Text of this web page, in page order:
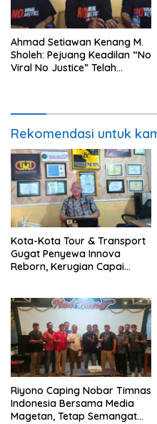
Ahmad Setiawan Kenang M.
Sholeh: Pejuang Keadilan “No
Viral No Justice” Telah
Rekomendasi untuk
Kota-Kota Tour & Transport
Gugat Penyewa Innova
Reborn, Kerugian Capai
Riyono Caping Nobar Timnas
Indonesia Bersama Media
Magetan, Tetap Semangat